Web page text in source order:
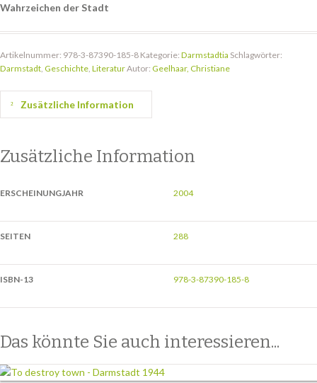
Wahrzeichen der Stadt
Artikelnummer: 978-3-87390-185-8 Kategorie: Darmstadtia Schlagwörter:
Darmstadt Geschichte LiteraturAutor: Geelhaar, Christiane
Zusätzliche Information
Zusätzliche Information
ERSCHEINUNGJAHR 2004
SEITEN 288
ISBN-13 978-3-87390-185-8
Das könnte Sie auch interessieren...